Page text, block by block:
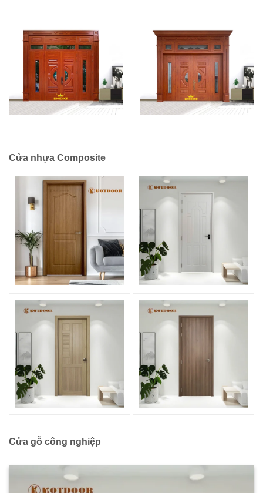
Cửa nhựa Composite
Cửa gỗ công nghiệp